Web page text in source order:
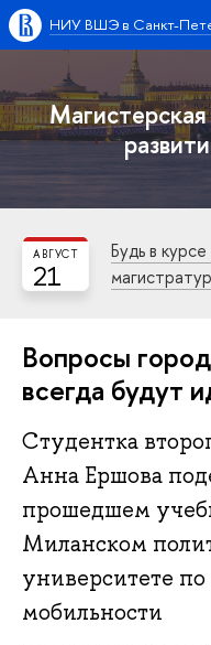
НИУ ВШЭ в Санкт-
21
АВГУСТ
Будь в
Вопросы
всегда будут
Студентка
Анна Ершова
прошедшем
Миланском
университете
мобильности